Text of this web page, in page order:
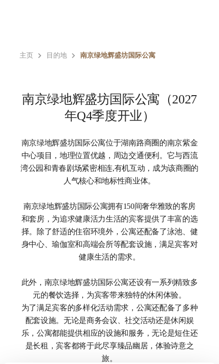
主页 目的地 南京绿地辉盛坊国际公寓
南京绿地辉盛坊国际公寓（2027
年Q4季度开业）
南京绿地辉盛坊国际公寓位于湖南路商圈的南京紫金
中心项目，地理位置优越，周边交通便利。它与西流
湾公园和青春剧场紧密相连,有机互动，成为该商圈的
人气核心和地标性商业体。
南京绿地辉盛坊国际公寓拥有150间奢华雅致的客房
和套房，为追求健康活力生活的宾客提供了丰富的选
择。除了舒适的住宿环境外，公寓还配备了泳池、健
身中心、瑜伽室和高端会所等配套设施，满足宾客对
健康生活的需求。
此外，南京绿地辉盛坊国际公寓还设有一系列精致多
元的餐饮选择，为宾客带来独特的休闲体验。
为了满足宾客的多样化活动需求，公寓还配备了多种
配套设施。无论是商务会议、社交活动还是休闲娱
乐，公寓都能提供相应的设施和服务，无论是短住还
是长租，宾客都将于此尽享臻品幽居，体验诗意之
旅。